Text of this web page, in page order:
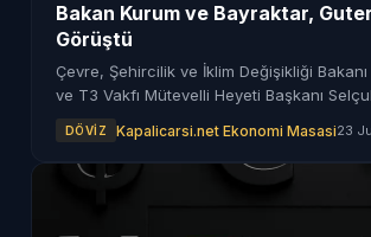
Bakan Kurum ve Bayraktar,
Görüştü
Çevre, Şehircilik ve İklim Değişikliği
ve T3 Vakfı Mütevelli Heyeti Başkanı
DÖVIZ Kapalicarsi.net Ekonomi Masasi23